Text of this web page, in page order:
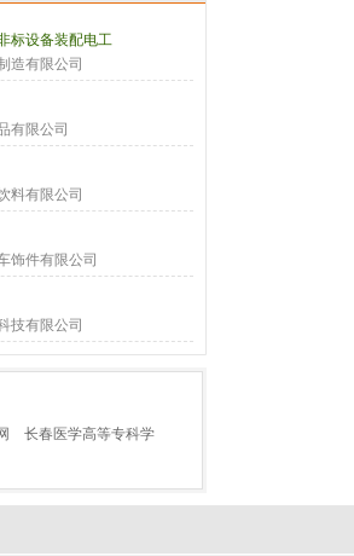
标设备装配电工
造有限公司
有限公司
料有限公司
饰件有限公司
技有限公司
长春医学高等专科学